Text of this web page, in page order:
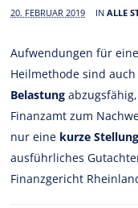
20. FEBRUAR 2019 INALLE
Aufwendungen für
Heilmethode sind
Belastung
Finanzamt zum
nur eine kurze
ausführliches
Finanzgericht